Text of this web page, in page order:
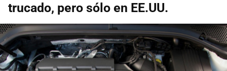
trucado, pero sólo en EE.UU.